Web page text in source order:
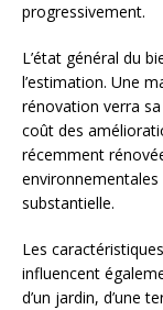
progressivement.
L’état général du
l’estimation. Une
rénovation verra
coût des
récemment
environnementales
substantielle.
Les
influencent
d’un jardin, d’une